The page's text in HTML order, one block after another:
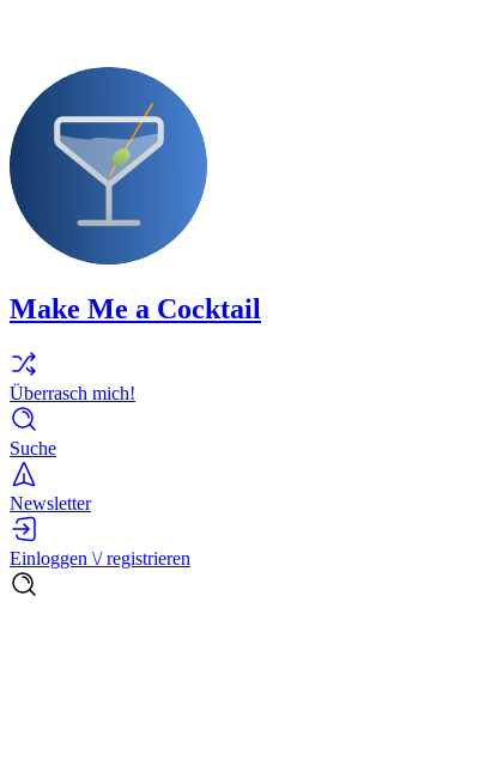
Make Me a Cocktail
Überrasch mich!
Suche
Newsletter
Einloggen \/ registrieren